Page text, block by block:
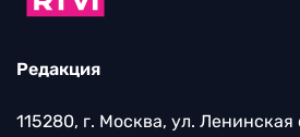
Редакция
115280, г. Москва, ул. Ленинская